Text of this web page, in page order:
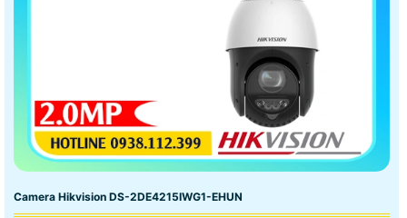
Camera Hikvision DS-2DE4215IWG1-EHUN